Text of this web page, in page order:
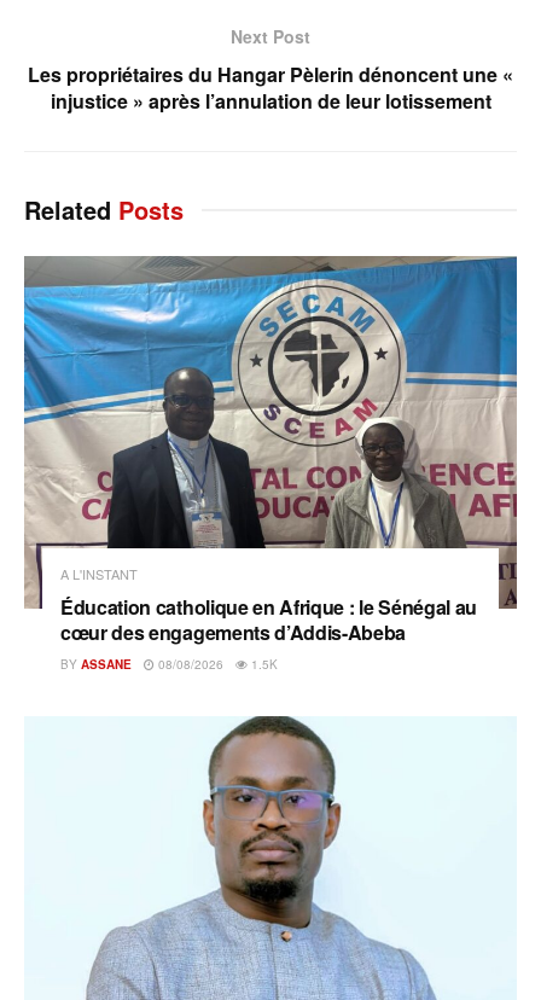
Next Post
Les propriétaires du Hangar Pèlerin dénoncent une «
injustice » après l’annulation de leur lotissement
Related Posts
A L'INSTANT
Éducation catholique en Afrique : le Sénégal au
cœur des engagements d’Addis-Abeba
BY ASSANE 08/08/2026 1.5K